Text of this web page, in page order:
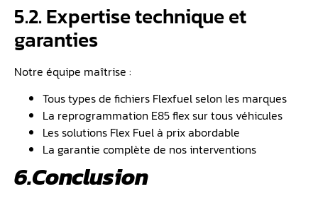
5.2. Expertise technique et
garanties
Notre équipe maîtrise :
Tous types de fichiers Flexfuel selon les marques
La reprogrammation E85 flex sur tous véhicules
Les solutions Flex Fuel à prix abordable
La garantie complète de nos interventions
6.Conclusion